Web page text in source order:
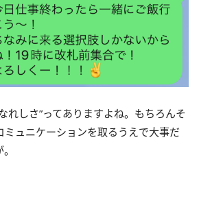
れしさ”ってありますよね。もちろんそ
ミュニケーションを取るうえで大事だ